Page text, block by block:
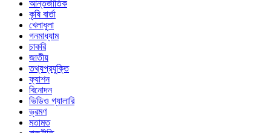
আন্তর্জাতিক
কৃষি বার্তা
খেলাধুলা
গনমাধ্যাম
চাকরি
জাতীয়
তথ্যপ্রযুক্তি
ফ্যাশন
বিনোদন
ভিডিও গ্যালারি
ভ্রমণ
মতামত